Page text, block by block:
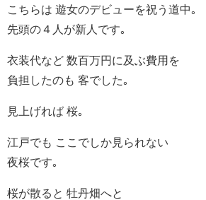
こちらは 遊女のデビューを祝う道中｡
先頭の４人が新人です｡
衣装代など 数百万円に及ぶ費用を
負担したのも 客でした｡
見上げれば 桜｡
江戸でも ここでしか見られない
夜桜です｡
桜が散ると 牡丹畑へと